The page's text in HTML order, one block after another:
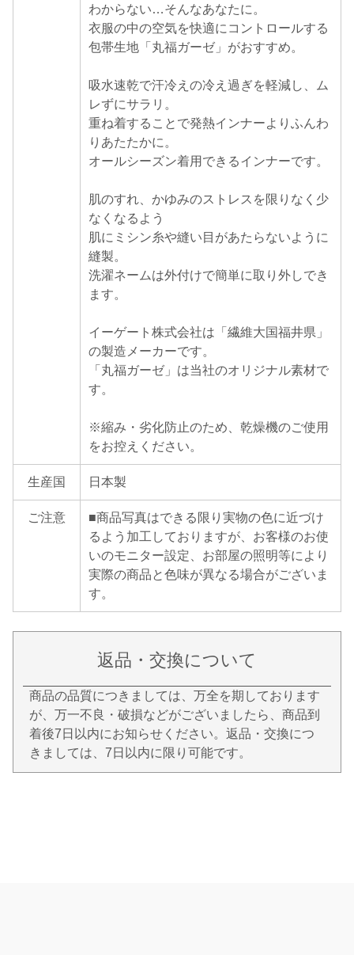
わからない…そんなあなたに。
衣服の中の空気を快適にコントロールする
包帯生地「丸福ガーゼ」がおすすめ。
吸水速乾で汗冷えの冷え過ぎを軽減し、ム
レずにサラリ。
重ね着することで発熱インナーよりふんわ
りあたたかに。
オールシーズン着用できるインナーです。
肌のすれ、かゆみのストレスを限りなく少
なくなるよう
肌にミシン糸や縫い目があたらないように
縫製。
洗濯ネームは外付けで簡単に取り外しでき
ます。
イーゲート株式会社は「繊維大国福井県」
の製造メーカーです。
「丸福ガーゼ」は当社のオリジナル素材で
す。
※縮み・劣化防止のため、乾燥機のご使用
をお控えください。
生産国 日本製
ご注意
■商品写真はできる限り実物の色に近づけ
るよう加工しておりますが、お客様のお使
いのモニター設定、お部屋の照明等により
実際の商品と色味が異なる場合がございま
す。
返品・交換について
商品の品質につきましては、万全を期しております
が、万一不良・破損などがございましたら、商品到
着後7日以内にお知らせください。返品・交換につ
きましては、7日以内に限り可能です。